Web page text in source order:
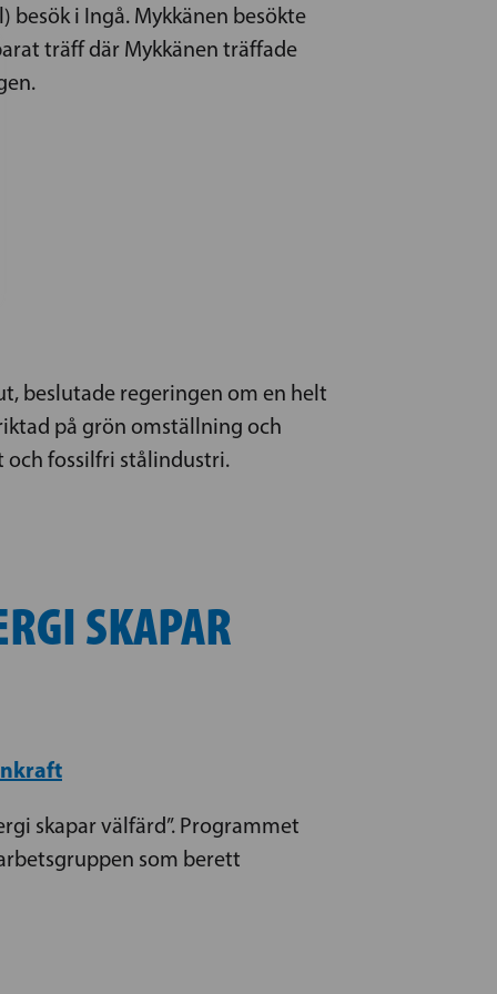
besök i Ingå. Mykkänen besökte
träff där Mykkänen träffade
beslutade regeringen om en helt
på grön omställning och
och fossilfri stålindustri.
SKAPAR
skapar välfärd”. Programmet
som berett